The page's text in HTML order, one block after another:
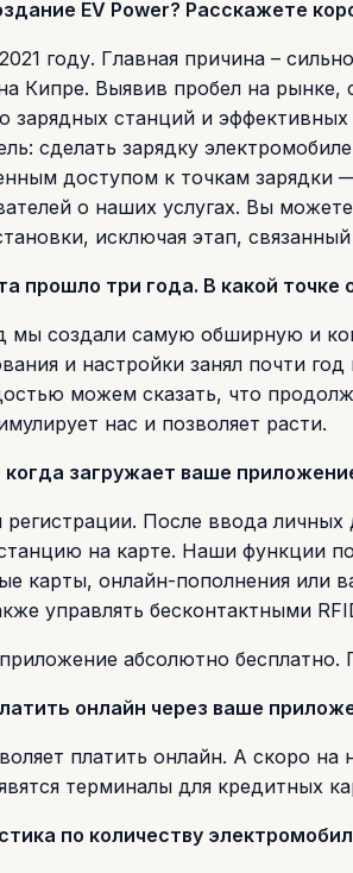
EV Power? Расскажете
году. Главная причина –
Кипре. Выявив пробел на
зарядных станций и
сделать зарядку
доступом к точкам
о наших услугах. Вы
исключая этап,
прошло три года. В какой точке
мы создали самую обширную и
и настройки занял почти
можем сказать, что
нас и позволяет расти.
загружает ваше
регистрации. После ввода
на карте. Наши функции
карты, онлайн-пополнения или
управлять бесконтактными
абсолютно бесплатно.
онлайн через ваше
платить онлайн. А скоро
терминалы для кредитных
по количеству